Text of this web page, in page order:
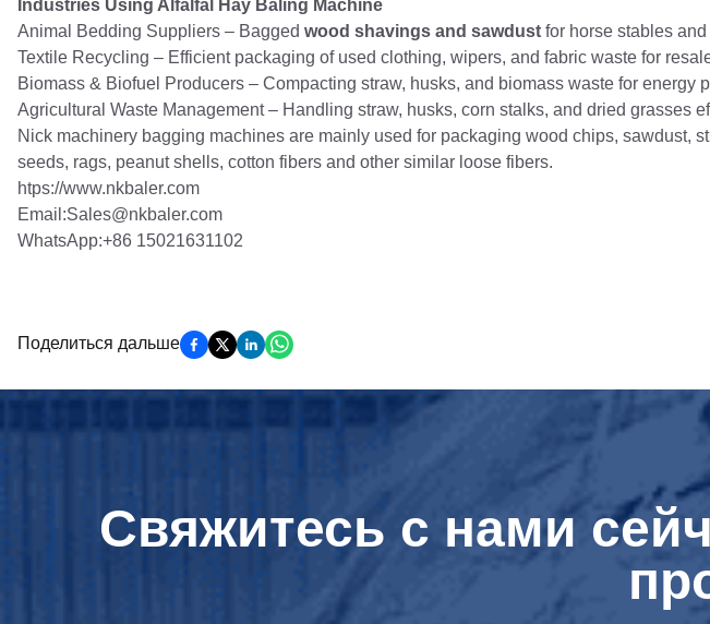
Industries Using Alfalfal Hay Baling Machine
Animal Bedding Suppliers – Bagged wood shavings and sawdust for horse stables
Textile Recycling – Efficient packaging of used clothing, wipers, and fabric waste for
Biomass & Biofuel Producers – Compacting straw, husks, and biomass waste for energy
Agricultural Waste Management – Handling straw, husks, corn stalks, and dried grasses
Nick machinery bagging machines are mainly used for packaging wood chips, sawdust,
seeds, rags, peanut shells, cotton fibers and other similar loose fibers.
htps://www.nkbaler.com
Email:Sales@nkbaler.com
WhatsApp:+86 15021631102
Поделиться дальше
Свяжитесь с нами